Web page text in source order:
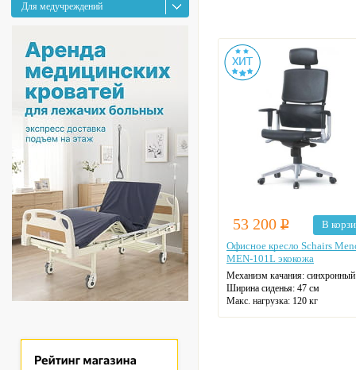
Для медучреждений
53 200 Р
В
Офисное кресло Schairs
MEN-101L экокожа
Механизм качания: синхронный
Ширина сиденья: 47 см
Макс. нагрузка: 120 кг